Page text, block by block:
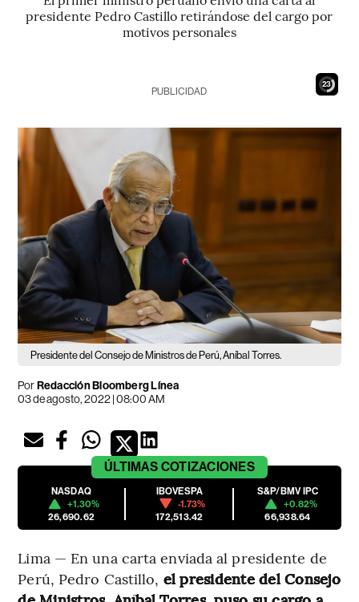
presidente Pedro Castillo retirándose del cargo por
motivos personales
22
PUBLICIDAD
Presidente del Consejo de Ministros de Perú, Aníbal Torres.
PorRedacción Bloomberg Línea
03 de agosto, 2022 | 08:00 AM
ÚLTIMAS COTIZACIONES
NASDAQ
+1.30%
26,690.62
IBOVESPA
-1.73%
172,513.42
S&P/BMV IPC
+0.82%
66,938.64
Lima — En una carta enviada al presidente de
Perú, Pedro Castillo, el presidente del Consejo